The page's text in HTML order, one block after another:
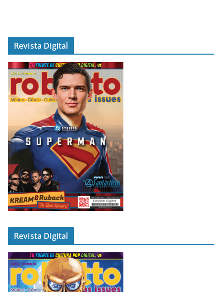
Revista Digital
Revista Digital